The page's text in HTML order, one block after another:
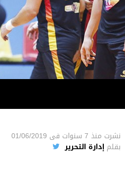
نشرت منذ 7 سنوات فى 01/06/2019
بقلم إدارة التحرير